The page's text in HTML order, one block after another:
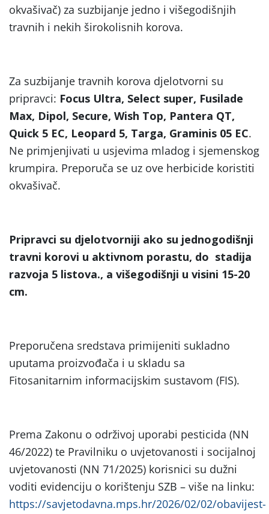
okvašivač) za suzbijanje jedno i višegodišnjih
travnih i nekih širokolisnih korova.
Za suzbijanje travnih korova djelotvorni su
pripravci: Focus Ultra, Select super, Fusilade
Max, Dipol, Secure, Wish Top, Pantera QT,
Quick 5 EC, Leopard 5, Targa, Graminis 05 EC.
Ne primjenjivati u usjevima mladog i sjemenskog
krumpira. Preporuča se uz ove herbicide koristiti
okvašivač.
Pripravci su djelotvorniji ako su jednogodišnji
travni korovi u aktivnom porastu, do stadija
razvoja 5 listova., a višegodišnji u visini 15-20
cm.
Preporučena sredstava primijeniti sukladno
uputama proizvođača i u skladu sa
Fitosanitarnim informacijskim sustavom (FIS).
Prema Zakonu o održivoj uporabi pesticida (NN
46/2022) te Pravilniku o uvjetovanosti i socijalnoj
uvjetovanosti (NN 71/2025) korisnici su dužni
voditi evidenciju o korištenju SZB – više na linku:
https://savjetodavna.mps.hr/2026/02/02/obavijest-